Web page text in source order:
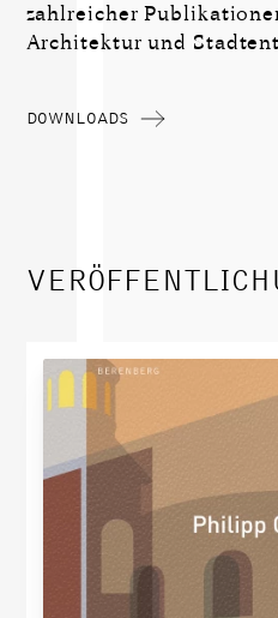
zahlreicher
Architektur und
DOWNLOADS